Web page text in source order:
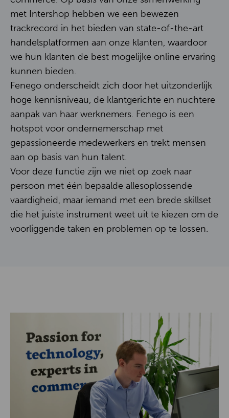
Contact
NL
met Intershop hebben we een bewezen
trackrecord in het bieden van state-of-the-art
handelsplatformen aan onze klanten, waardoor
we hun klanten de best mogelijke online ervaring
kunnen bieden.
Fenego onderscheidt zich door het uitzonderlijk
hoge kennisniveau, de klantgerichte en nuchtere
aanpak van haar werknemers. Fenego is een
hotspot voor ondernemerschap met
gepassioneerde medewerkers en trekt mensen
aan op basis van hun talent.
Voor deze functie zijn we niet op zoek naar
persoon met één bepaalde allesoplossende
vaardigheid, maar iemand met een brede skillset
die het juiste instrument weet uit te kiezen om de
voorliggende taken en problemen op te lossen.